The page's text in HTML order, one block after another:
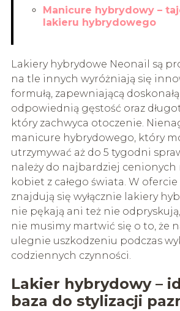
Manicure hybrydowy –
lakieru hybrydowego
Lakiery hybrydowe Neonail są
na tle innych wyróżniają się
formułą, zapewniającą
odpowiednią gęstość oraz
który zachwyca otoczenie.
manicure hybrydowego, który
utrzymywać aż do 5 tygodni
należy do najbardziej cenionych
kobiet z całego świata. W ofercie
znajdują się wyłącznie lakiery
nie pękają ani też nie
nie musimy martwić się o to, że
ulegnie uszkodzeniu podczas
codziennych czynności.
Lakier hybrydowy –
baza do stylizacji